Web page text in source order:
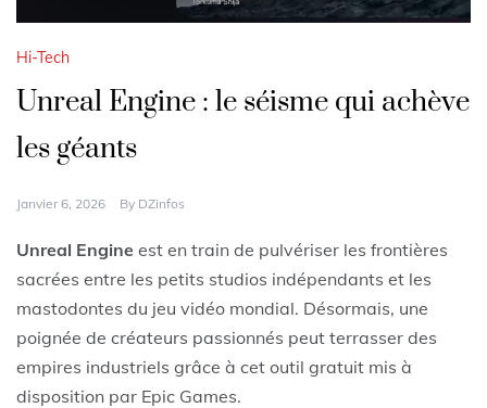
Hi-Tech
Unreal Engine : le séisme qui achève
les géants
Janvier 6, 2026 By DZinfos
Unreal Engine est en train de pulvériser les frontières
sacrées entre les petits studios indépendants et les
mastodontes du jeu vidéo mondial. Désormais, une
poignée de créateurs passionnés peut terrasser des
empires industriels grâce à cet outil gratuit mis à
disposition par Epic Games.